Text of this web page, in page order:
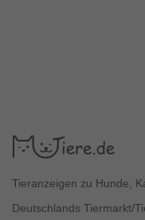
Tieranzeigen zu Hunde,
Deutschlands Tiermarkt/